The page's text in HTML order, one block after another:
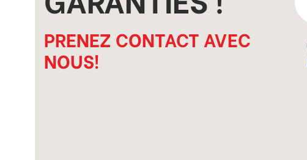
PRENEZ CONTACT AVEC
NOUS!